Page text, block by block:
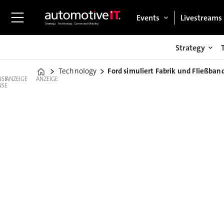
Events Livestreams
Strategy
Home
Technology Ford simuliert Fabrik und
ANZEIGE ANZEIGE